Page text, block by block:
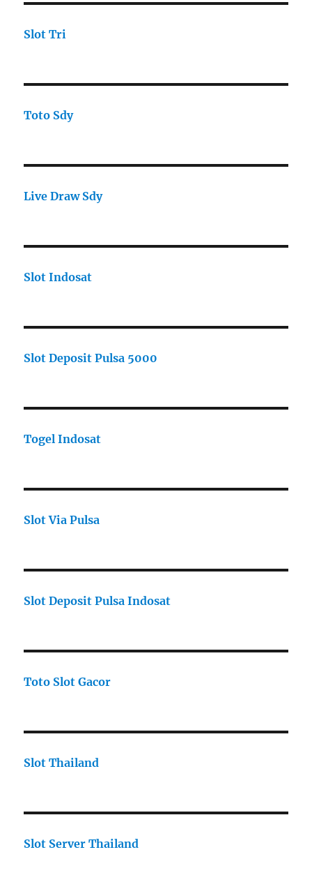
Slot Tri
Toto Sdy
Live Draw Sdy
Slot Indosat
Slot Deposit Pulsa 5000
Togel Indosat
Slot Via Pulsa
Slot Deposit Pulsa Indosat
Toto Slot Gacor
Slot Thailand
Slot Server Thailand